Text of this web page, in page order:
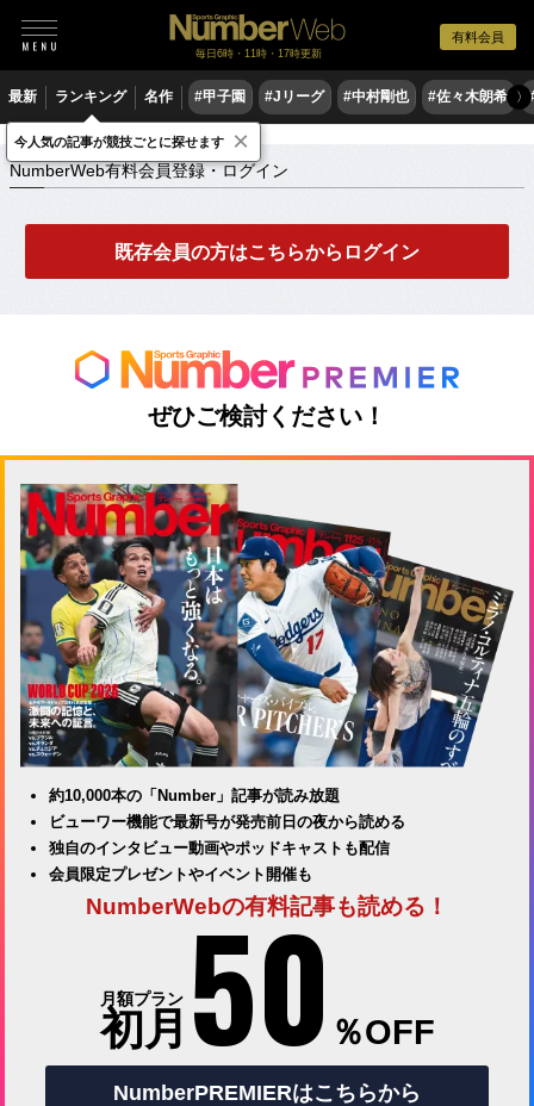
有料会員
毎日6時・11時・17時更新
最新 ランキング 名作 #甲子園 #Jリーグ #中村剛也 #佐々木朗希 〉
NumberWeb有料会員登録・ログイン
NumberWeb有料会員登録・ログイン
既存会員の方はこちらからログイン
ぜひご検討ください！
約10,000本の「Number」記事が読み放題
ビューワー機能で最新号が発売前日の夜から読める
独自のインタビュー動画やポッドキャストも配信
会員限定プレゼントやイベント開催も
NumberWebの有料記事も読める！
月額プラン
初月 50 ％OFF
NumberPREMIERはこちらから
今人気の記事が競技ごとに探せます ×